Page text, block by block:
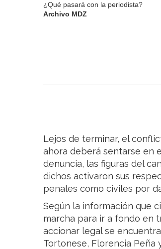
¿Qué pasará con la periodista?
Archivo MDZ
Lejos de terminar, el
ahora deberá sentarse en
denuncia, las figuras del
dichos activaron sus
penales como civiles por
Según la información que
marcha para ir a fondo en
accionar legal se
Tortonese, Florencia Peña